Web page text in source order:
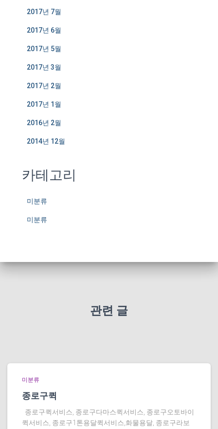
2017년 7월
2017년 6월
2017년 5월
2017년 3월
2017년 2월
2017년 1월
2016년 2월
2014년 12월
카테고리
미분류
미분류
관련 글
미분류
종로구퀵
종로구퀵서비스, 종로구다마스퀵서비스, 종로구오토바이
퀵서비스, 종로구1톤용달퀵서비스,화물용달, 종로구라보